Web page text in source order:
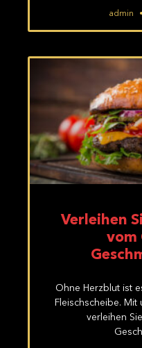
admin
Verleihen
vom
Ohne Herzblut ist
Fleischscheibe.
verleihen